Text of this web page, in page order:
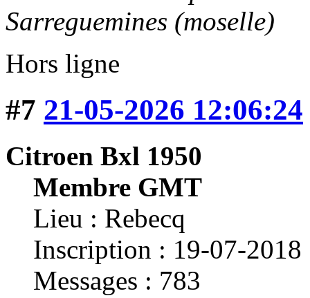
Sarreguemines (moselle)
Hors ligne
#7 21-05-2026 12:06:24
Citroen Bxl 1950
Membre GMT
Lieu : Rebecq
Inscription : 19-07-2018
Messages : 783